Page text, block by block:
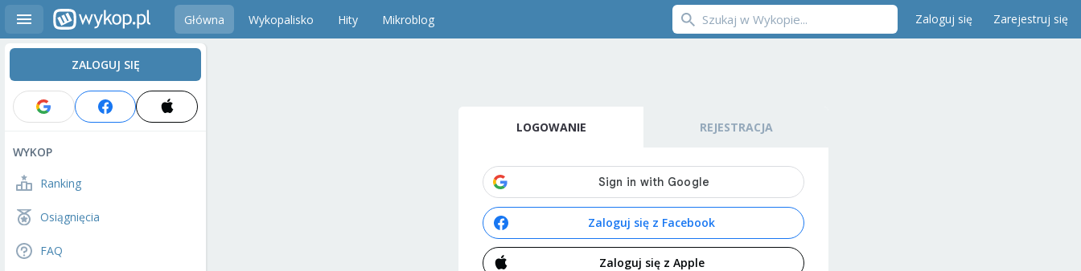
Główna Wykopalisko Hity Mikroblog Zaloguj się Zarejestruj się
ZALOGUJ SIĘ
WYKOP
Ranking
Osiągnięcia
FAQ
LOGOWANIE REJESTRACJA
Zaloguj się z Facebook
Zaloguj się z Apple